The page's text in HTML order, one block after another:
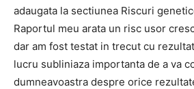
adaugata la sectiunea Riscuri
Raportul meu arata un risc usor
dar am fost testat in trecut cu
lucru subliniaza importanta de a va
dumneavoastra despre orice